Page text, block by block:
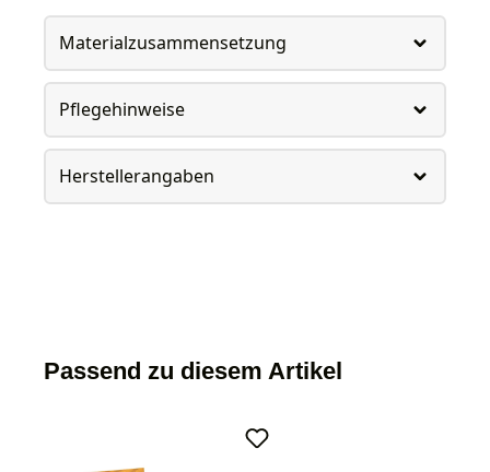
Materialzusammensetzung
Pflegehinweise
Herstellerangaben
Passend zu diesem Artikel